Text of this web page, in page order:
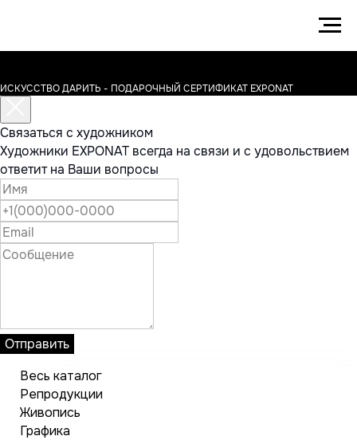
ИСКУССТВО ДАРИТЬ - ПОДАРОЧНЫЙ СЕРТИФИКАТ EXPONAT
Связаться с художником
Художники EXPONAT всегда на связи и с удовольствием
ответит на Ваши вопросы
Отправить
Весь каталог
Репродукции
Живопись
Графика